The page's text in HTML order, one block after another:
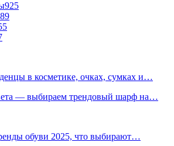
925
в косметике, очках, сумках и…
— выбираем трендовый шарф на…
обуви 2025, что выбирают…